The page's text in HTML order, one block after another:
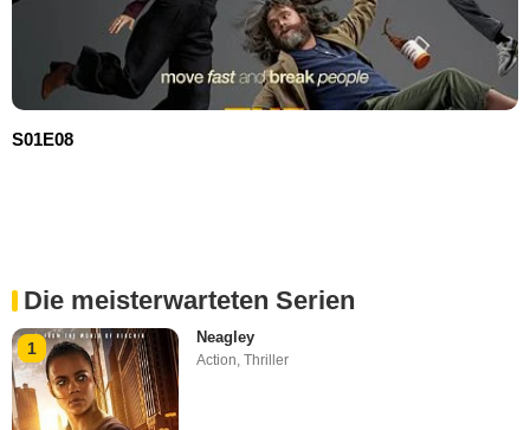
S01E08
Die meisterwarteten Serien
1
Neagley
Action,Thriller